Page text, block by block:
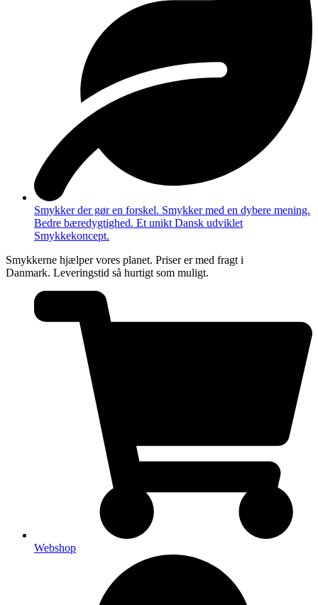
Smykker der gør en forskel. Smykker med en dybere mening.
Bedre bæredygtighed. Et unikt Dansk udviklet
Smykkekoncept.
Smykkerne hjælper vores planet. Priser er med fragt i
Danmark. Leveringstid så hurtigt som muligt.
Webshop